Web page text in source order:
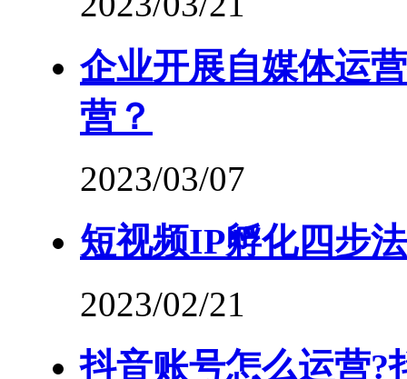
企业开展自媒体运
营？
2023/03/07
短视频IP孵化四步
2023/02/21
抖音账号怎么运营?